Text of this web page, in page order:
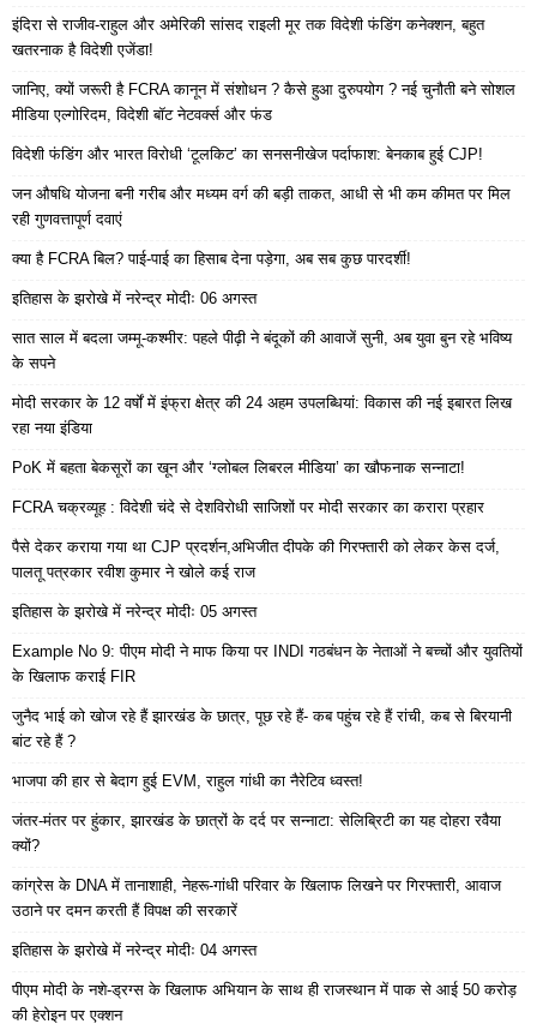
इंदिरा से राजीव-राहुल और अमेरिकी सांसद राइली मूर तक विदेशी फंडिंग कनेक्शन, बहुत
खतरनाक है विदेशी एजेंडा!
जानिए, क्यों जरूरी है FCRA कानून में संशोधन ? कैसे हुआ दुरुपयोग ? नई चुनौती बने सोशल
मीडिया एल्गोरिदम, विदेशी बॉट नेटवर्क्स और फंड
विदेशी फंडिंग और भारत विरोधी ‘टूलकिट’ का सनसनीखेज पर्दाफाश: बेनकाब हुई CJP!
जन औषधि योजना बनी गरीब और मध्यम वर्ग की बड़ी ताकत, आधी से भी कम कीमत पर मिल
रही गुणवत्तापूर्ण दवाएं
क्या है FCRA बिल? पाई-पाई का हिसाब देना पड़ेगा, अब सब कुछ पारदर्शी!
इतिहास के झरोखे में नरेन्द्र मोदीः 06 अगस्त
सात साल में बदला जम्मू-कश्मीर: पहले पीढ़ी ने बंदूकों की आवाजें सुनी, अब युवा बुन रहे भविष्य
के सपने
मोदी सरकार के 12 वर्षों में इंफ्रा क्षेत्र की 24 अहम उपलब्धियां: विकास की नई इबारत लिख
रहा नया इंडिया
PoK में बहता बेकसूरों का खून और ‘ग्लोबल लिबरल मीडिया’ का खौफनाक सन्नाटा!
FCRA चक्रव्यूह : विदेशी चंदे से देशविरोधी साजिशों पर मोदी सरकार का करारा प्रहार
पैसे देकर कराया गया था CJP प्रदर्शन,अभिजीत दीपके की गिरफ्तारी को लेकर केस दर्ज,
पालतू पत्रकार रवीश कुमार ने खोले कई राज
इतिहास के झरोखे में नरेन्द्र मोदीः 05 अगस्त
Example No 9: पीएम मोदी ने माफ किया पर INDI गठबंधन के नेताओं ने बच्चों और युवतियों
के खिलाफ कराई FIR
जुनैद भाई को खोज रहे हैं झारखंड के छात्र, पूछ रहे हैं- कब पहुंच रहे हैं रांची, कब से बिरयानी
बांट रहे हैं ?
भाजपा की हार से बेदाग हुई EVM, राहुल गांधी का नैरेटिव ध्वस्त!
जंतर-मंतर पर हुंकार, झारखंड के छात्रों के दर्द पर सन्नाटा: सेलिब्रिटी का यह दोहरा रवैया
क्यों?
कांग्रेस के DNA में तानाशाही, नेहरू-गांधी परिवार के खिलाफ लिखने पर गिरफ्तारी, आवाज
उठाने पर दमन करती हैं विपक्ष की सरकारें
इतिहास के झरोखे में नरेन्द्र मोदीः 04 अगस्त
पीएम मोदी के नशे-ड्रग्स के खिलाफ अभियान के साथ ही राजस्थान में पाक से आई 50 करोड़
की हेरोइन पर एक्शन